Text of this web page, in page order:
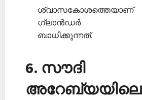
ശ്വാസകോശത്തെയാണ്
ഗ്ലാന്‍ഡര്‍
ബാധിക്കുന്നത്.
6. സൗദി
അറേബ്യയിലെ